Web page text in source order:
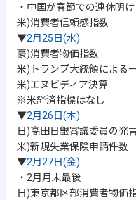
・中国が春節での連休明け
米)消費者信頼感指数
▼2月25日(水)
豪)消費者物価指数
米)トランプ大統領による
米)エヌビディア決算
※米経済指標はなし
▼2月26日(木)
日)高田日銀審議委員の発
米)新規失業保険申請件数
▼2月27日(金)
・2月月末最後
日)東京都区部消費者物価